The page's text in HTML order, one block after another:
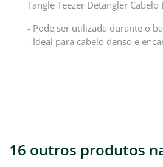
Tangle Teezer Detangler
- Pode ser utilizada durante o
- Ideal para cabelo denso e
16 outros produtos